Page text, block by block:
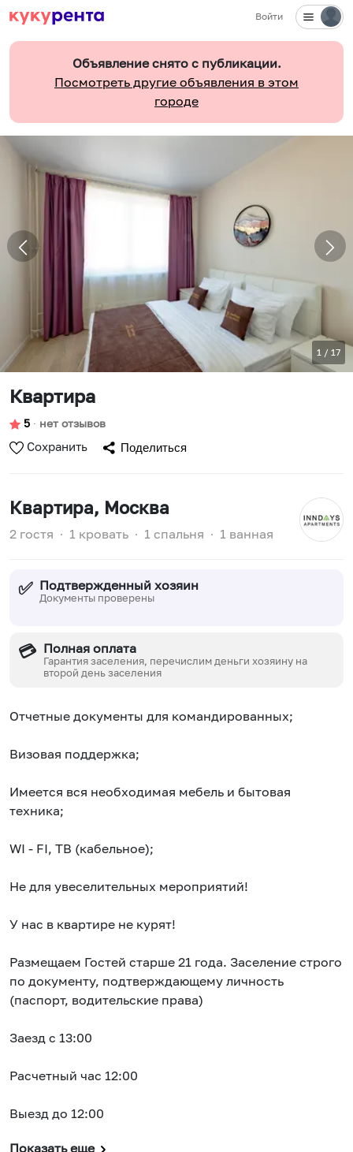
Войти
Объявление снято с публикации.
Посмотреть другие объявления в этом
городе
1 / 17
Квартира
5 ∙ нет отзывов
Сохранить Поделиться
Квартира, Москва
2 гостя ∙ 1 кровать ∙ 1 спальня ∙ 1 ванная
✅ Подтвержденный хозяин
Документы проверены
💳 Полная оплата
Гарантия заселения, перечислим деньги хозяину на
второй день заселения
Отчетные документы для командированных;
Визовая поддержка;
Имеется вся необходимая мебель и бытовая
техника;
WI - FI, ТВ (кабельное);
Не для увеселительных мероприятий!
У нас в квартире не курят!
Размещаем Гостей старше 21 года. Заселение строго
по документу, подтверждающему личность
(паспорт, водительские права)
Заезд с 13:00
Расчетный час 12:00
Выезд до 12:00
Показать еще